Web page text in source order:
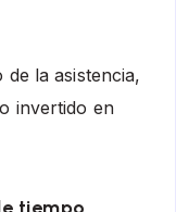
la asistencia,
invertido en
tiempo